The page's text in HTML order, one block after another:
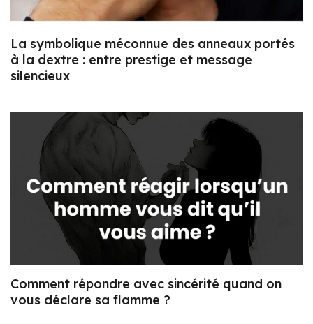
La symbolique méconnue des anneaux portés
à la dextre : entre prestige et message
silencieux
Comment répondre avec sincérité quand on
vous déclare sa flamme ?